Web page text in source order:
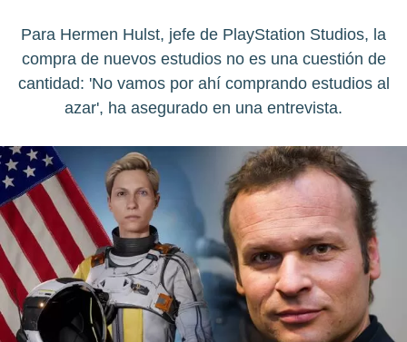
Para Hermen Hulst, jefe de PlayStation Studios, la
compra de nuevos estudios no es una cuestión de
cantidad: 'No vamos por ahí comprando estudios al
azar', ha asegurado en una entrevista.